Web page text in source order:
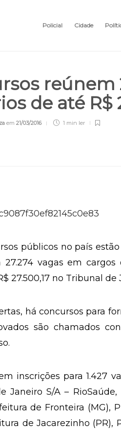
Policial Cidade
reúnem
de até R$
em 21/03/2016 1 min ler
públicos no país
27.274 vagas em
27.500,17 no Tribunal
há concursos para
são chamados
inscrições para 1.427
Janeiro S/A –
de Fronteira (MG),
de Jacarezinho